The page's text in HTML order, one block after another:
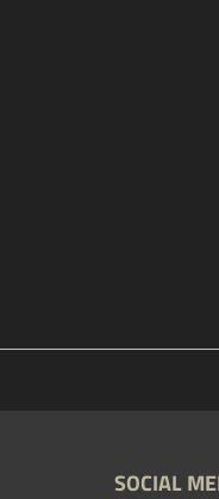
SOCIAL